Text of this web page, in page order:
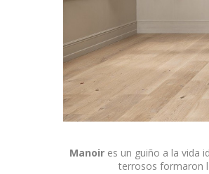
Manoir es un guiño a la vida
terrosos formaron